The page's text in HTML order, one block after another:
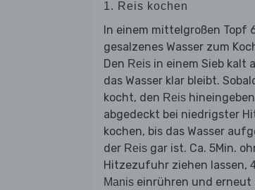
1. Reis kochen
In einem mittelgroßen Topf
gesalzenes Wasser zum
Den Reis in einem Sieb kalt
das Wasser klar bleibt.
kocht, den Reis
abgedeckt bei niedrigster
kochen, bis das Wasser
der Reis gar ist. Ca. 5Min.
Hitzezufuhr ziehen lassen,
Manis einrühren und erneut